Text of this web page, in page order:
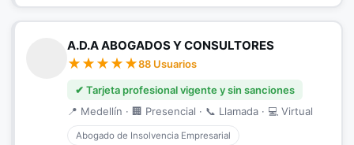
A.D.A ABOGADOS Y CONSULTORES
88 Usuarios
✔ Tarjeta profesional vigente y sin sanciones
📍 Medellín · 🏢 Presencial · 📞 Llamada · 💻 Virtual
Abogado de Insolvencia Empresarial